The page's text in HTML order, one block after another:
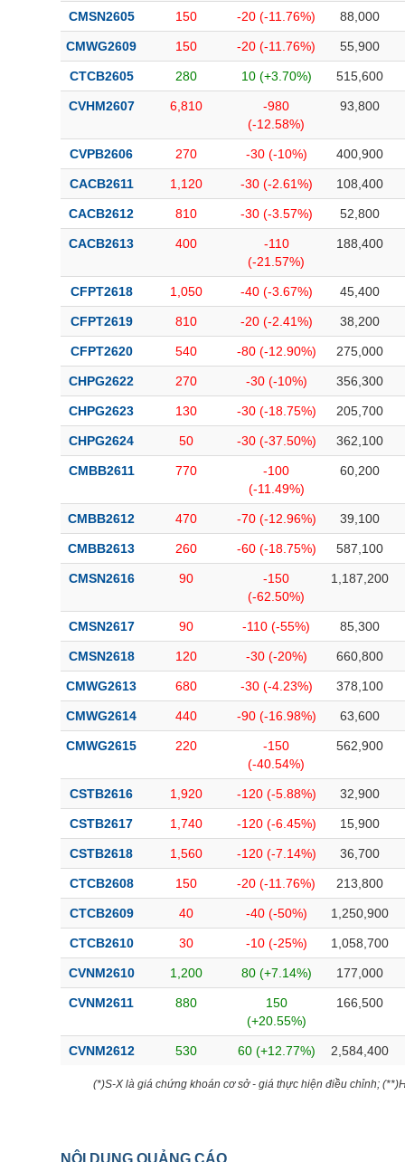
CMSN2605 150 -20 (-11.76%) 88,000
CMWG2609 150 -20 (-11.76%) 55,900
CTCB2605 280 10 (+3.70%) 515,600
CVHM2607 6,810
-980
(-12.58%)
93,800
CVPB2606 270 -30 (-10%) 400,900
CACB2611 1,120 -30 (-2.61%) 108,400
CACB2612 810 -30 (-3.57%) 52,800
CACB2613 400
-110
(-21.57%)
188,400
CFPT2618 1,050 -40 (-3.67%) 45,400
CFPT2619 810 -20 (-2.41%) 38,200
CFPT2620 540 -80 (-12.90%) 275,000
CHPG2622 270 -30 (-10%) 356,300
CHPG2623 130 -30 (-18.75%) 205,700
CHPG2624 50 -30 (-37.50%) 362,100
CMBB2611 770
-100
(-11.49%)
60,200
CMBB2612 470 -70 (-12.96%) 39,100
CMBB2613 260 -60 (-18.75%) 587,100
CMSN2616 90
-150
(-62.50%)
1,187,200
CMSN2617 90 -110 (-55%) 85,300
CMSN2618 120 -30 (-20%) 660,800
CMWG2613 680 -30 (-4.23%) 378,100
CMWG2614 440 -90 (-16.98%) 63,600
CMWG2615 220
-150
(-40.54%)
562,900
CSTB2616 1,920 -120 (-5.88%) 32,900
CSTB2617 1,740 -120 (-6.45%) 15,900
CSTB2618 1,560 -120 (-7.14%) 36,700
CTCB2608 150 -20 (-11.76%) 213,800
CTCB2609 40 -40 (-50%) 1,250,900
CTCB2610 30 -10 (-25%) 1,058,700
CVNM2610 1,200 80 (+7.14%) 177,000
CVNM2611 880
150
(+20.55%)
166,500
CVNM2612 530 60 (+12.77%) 2,584,400
(*)S-X là giá chứng khoán cơ sở - giá thực hiện điều chỉnh;
Bài viết của tác giả (-)
Báo cáo phân tích
Dịch vụ(-)
Công cụ đầu tư
Truyền thông tài chính
Dữ liệu tài chính